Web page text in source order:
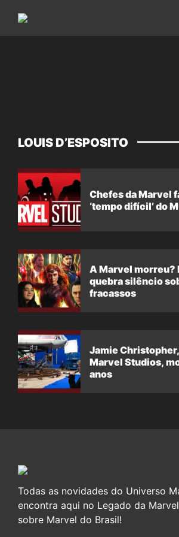
LOUIS D’ESPOSITO
Chefes da Marvel
‘tempo difícil’ do
A Marvel morreu?
quebra silêncio
fracassos
Jamie
Marvel Studios,
anos
Todas as novidades do Universo
encontra aqui no Legado da
sobre Marvel do Brasil!